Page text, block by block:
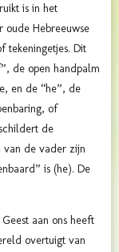
is in het
tekeningetjes. Dit
en de “he”, de
of
de
van de vader zijn
is (he). De
aan ons heeft
overtuigt van